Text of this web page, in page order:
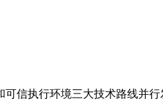
信执行环境三大技术路线并